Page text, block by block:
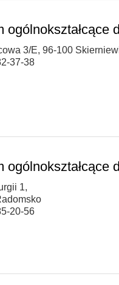
ogólnokształcące
3/E, 96-100
37-38
ogólnokształcące
1,
20-56